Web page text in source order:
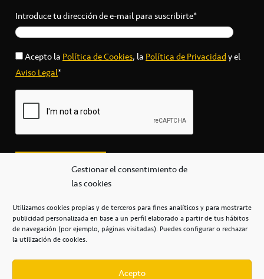
Gestionar el consentimiento de
las cookies
Utilizamos cookies propias y de terceros para fines analíticos y para mostrarte
publicidad personalizada en base a un perfil elaborado a partir de tus hábitos
de navegación (por ejemplo, páginas visitadas). Puedes configurar o rechazar
la utilización de cookies.
Acepto
Introduce tu dirección de e-mail para suscribirte*
Acepto laPolítica de Cookies, laPolítica de Privacidady el
Aviso Legal*
secretaria@cbcanarias.es
+34 922 253 684
Casa del Deporte / 38108 – La Laguna